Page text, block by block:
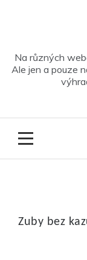
Na různých
Ale jen a pouze
Zuby bez